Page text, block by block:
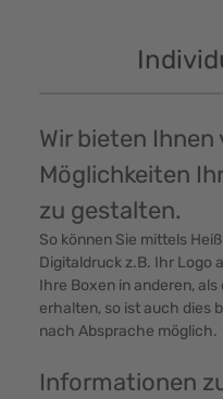
Wir bieten
Möglichkeiten
zu gestalten.
So können Sie mittels
Digitaldruck z.B. Ihr Logo
Ihre Boxen in anderen,
erhalten, so ist auch dies
nach Absprache möglich.
Informationen